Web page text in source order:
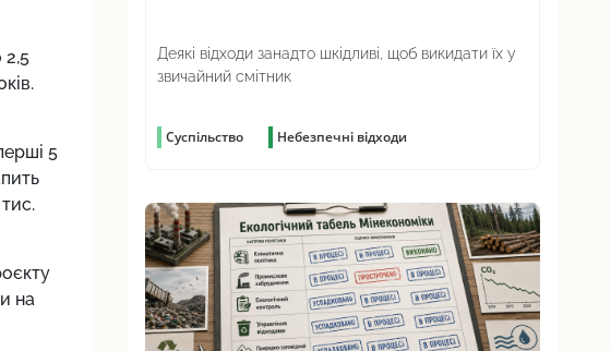
2,5
5
на
Деякі відходи занадто шкідливі, щоб викидати їх у
звичайний смітник
Суспільство Небезпечні відходи